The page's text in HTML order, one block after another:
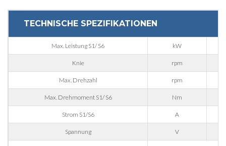
Nachname
TECHNISCHE SPEZIFIKATIONEN
Max. Leistung S1/ S6 kW
Knie rpm
Max. Drehzahl rpm
Max. Drehmoment S1/ S6 Nm
Strom S1/S6 A
Spannung V